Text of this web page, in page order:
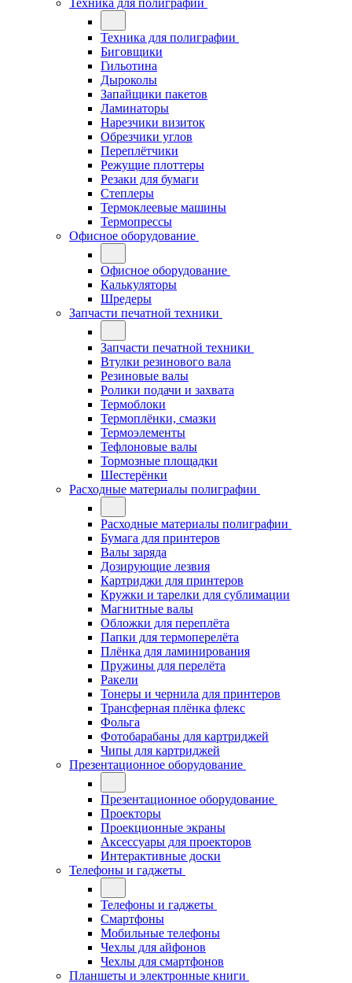
Техника для полиграфии
Техника для полиграфии
Биговщики
Гильотина
Дыроколы
Запайщики пакетов
Ламинаторы
Нарезчики визиток
Обрезчики углов
Переплётчики
Режущие плоттеры
Резаки для бумаги
Степлеры
Термоклеевые машины
Термопрессы
Офисное оборудование
Офисное оборудование
Калькуляторы
Шредеры
Запчасти печатной техники
Запчасти печатной техники
Втулки резинового вала
Резиновые валы
Ролики подачи и захвата
Термоблоки
Термоплёнки, смазки
Термоэлементы
Тефлоновые валы
Тормозные площадки
Шестерёнки
Расходные материалы полиграфии
Расходные материалы полиграфии
Бумага для принтеров
Валы заряда
Дозирующие лезвия
Картриджи для принтеров
Кружки и тарелки для сублимации
Магнитные валы
Обложки для переплёта
Папки для термоперелёта
Плёнка для ламинирования
Пружины для перелёта
Ракели
Тонеры и чернила для принтеров
Трансферная плёнка флекс
Фольга
Фотобарабаны для картриджей
Чипы для картриджей
Презентационное оборудование
Презентационное оборудование
Проекторы
Проекционные экраны
Аксессуары для проекторов
Интерактивные доски
Телефоны и гаджеты
Телефоны и гаджеты
Смартфоны
Мобильные телефоны
Чехлы для айфонов
Чехлы для смартфонов
Планшеты и электронные книги